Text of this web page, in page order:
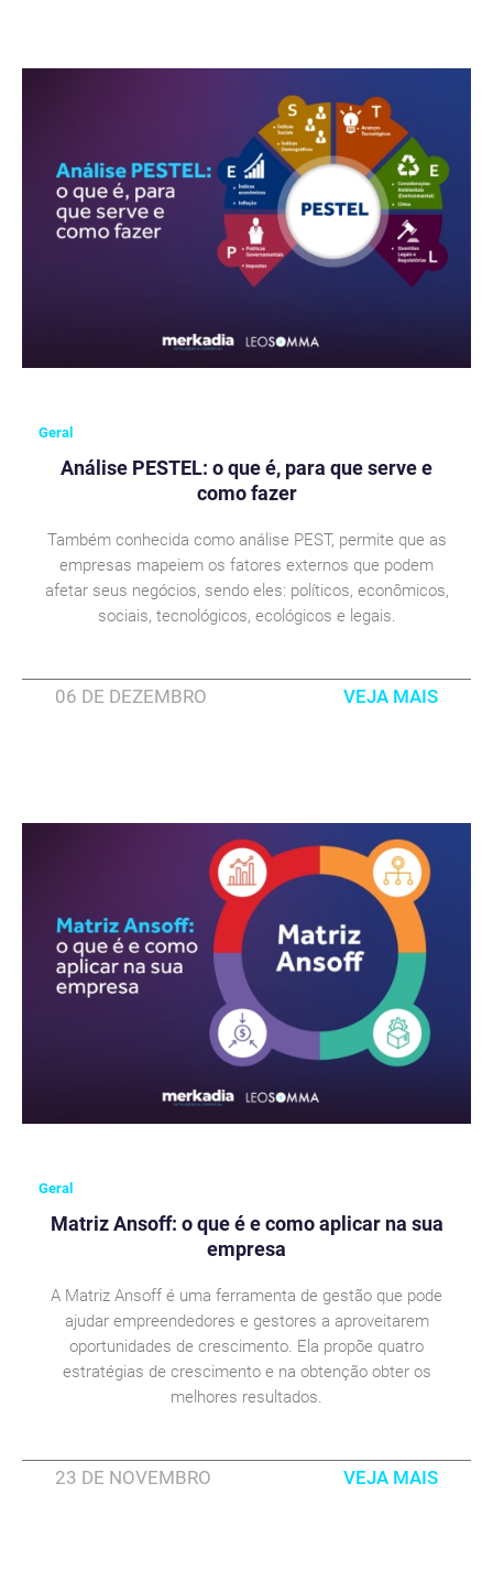
Geral
Análise PESTEL: o que é, para que serve e
como fazer
Também conhecida como análise PEST, permite que as
empresas mapeiem os fatores externos que podem
afetar seus negócios, sendo eles: políticos, econômicos,
sociais, tecnológicos, ecológicos e legais.
06 DE DEZEMBRO VEJA MAIS
Geral
Matriz Ansoff: o que é e como aplicar na sua
empresa
A Matriz Ansoff é uma ferramenta de gestão que pode
ajudar empreendedores e gestores a aproveitarem
oportunidades de crescimento. Ela propõe quatro
estratégias de crescimento e na obtenção obter os
melhores resultados.
23 DE NOVEMBRO VEJA MAIS